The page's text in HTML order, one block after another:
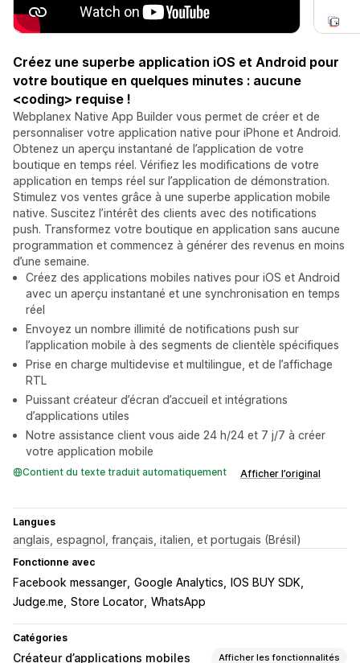
Créez une superbe application iOS et Android pour
votre boutique en quelques minutes : aucune
<coding> requise !
Webplanex Native App Builder vous permet de créer et de
personnaliser votre application native pour iPhone et Android.
Obtenez un aperçu instantané de l’application de votre
boutique en temps réel. Vérifiez les modifications de votre
application en temps réel sur l’application de démonstration.
Stimulez vos ventes grâce à une superbe application mobile
native. Suscitez l’intérêt des clients avec des notifications
push. Transformez votre boutique en application sans aucune
programmation et commencez à générer des revenus en moins
d’une semaine.
Créez des applications mobiles natives pour iOS et Android
avec un aperçu instantané et une synchronisation en temps
réel
Envoyez un nombre illimité de notifications push sur
l’application mobile à des segments de clientèle spécifiques
Prise en charge multidevise et multilingue, et de l’affichage
RTL
Puissant créateur d’écran d’accueil et intégrations
d’applications utiles
Notre assistance client vous aide 24 h/24 et 7 j/7 à créer
votre application mobile
Contient du texte traduit automatiquement Afficher l’original
Langues
anglais, espagnol, français, italien, et portugais (Brésil)
Fonctionne avec
Facebook messanger Google Analytics
IOS BUY SDK
Judge.me Store Locator WhatsApp
Catégories
Créateur d’applications mobiles Afficher les fonctionnalités